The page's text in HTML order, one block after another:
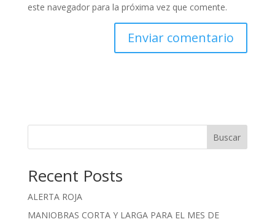
este navegador para la próxima vez que comente.
Buscar
Recent Posts
ALERTA ROJA
MANIOBRAS CORTA Y LARGA PARA EL MES DE